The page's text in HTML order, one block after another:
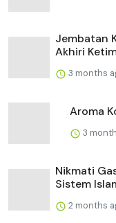
Jembatan
Akhiri
3 months
Aroma
3
Nikmati
Sistem
2 months